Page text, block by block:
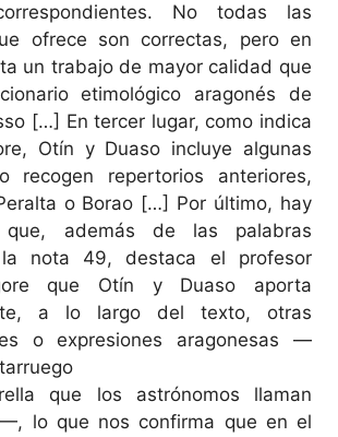
No todas las
ofrece son correctas, pero en
un trabajo de mayor calidad que
etimológico aragonés de
[…] En tercer lugar, como indica
Otín y Duaso incluye algunas
recogen repertorios anteriores,
o Borao […] Por último, hay
que, además de las palabras
nota 49, destaca el profesor
que Otín y Duaso aporta
a lo largo del texto, otras
o expresiones aragonesas —
que los astrónomos llaman
lo que nos confirma que en el